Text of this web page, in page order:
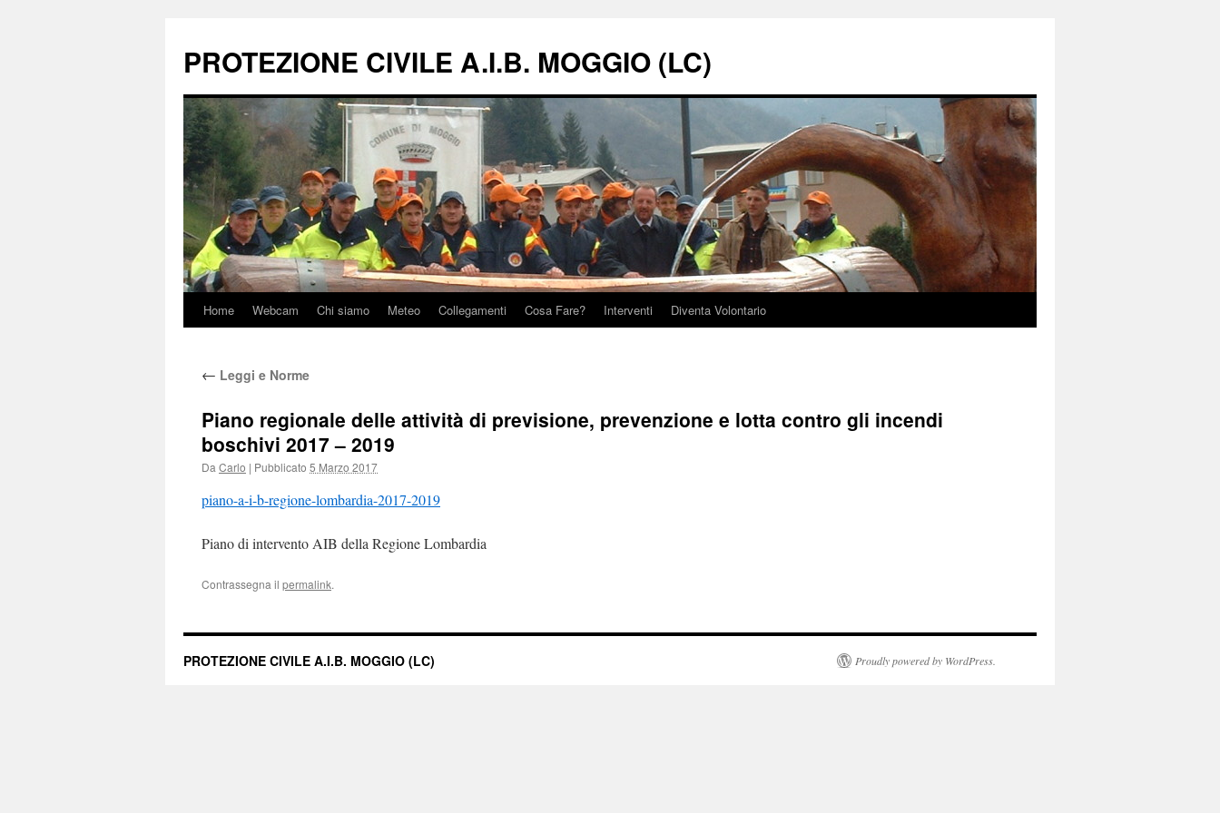
contenuto
PROTEZIONE CIVILE A.I.B. MOGGIO (LC)
Home Webcam Chi siamo Meteo Collegamenti Cosa Fare? Interventi Diventa Volontario
← Leggi e Norme
Piano regionale delle attività di previsione, prevenzione e lotta contro gli incendi
boschivi 2017 – 2019
Da Carlo | Pubblicato 5 Marzo 2017
piano-a-i-b-regione-lombardia-2017-2019
Piano di intervento AIB della Regione Lombardia
Contrassegna il permalink.
PROTEZIONE CIVILE A.I.B. MOGGIO (LC) Proudly powered by WordPress.